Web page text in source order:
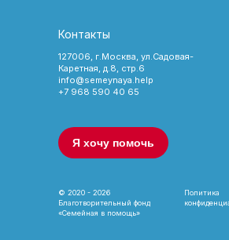
Я хочу помочь
Политика
© 2020 - 2026
Благотворительный фонд
«Семейная в помощь»
127006, г.Москва, ул.Садовая-
Каретная, д.8, стр.6
info@semeynaya.help
+7 968 590 40 65
Контакты